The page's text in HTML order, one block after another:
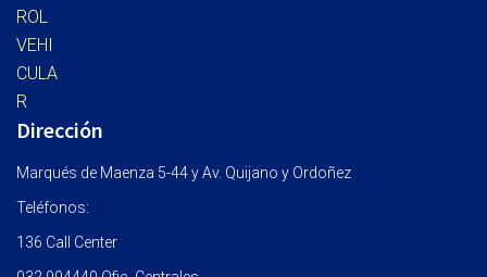
Dirección
Marqués de Maenza 5-44 y Av. Quijano y Ordoñez
Teléfonos:
136 Call Center